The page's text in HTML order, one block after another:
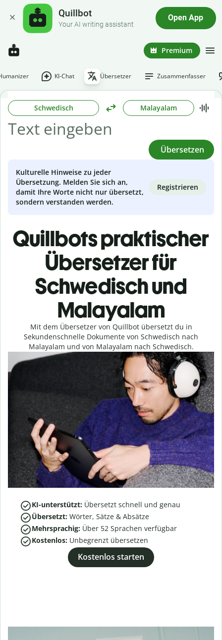
Quillbot
Your AI writing assistant
Open App
Premium
KI-Chat Übersetzer Zusammenfasser
Schwedisch Malayalam
Übersetzen
Kulturelle Hinweise zu jeder
Übersetzung. Melden Sie sich an,
damit Ihre Worte nicht nur übersetzt,
sondern verstanden werden.
Registrieren
Quillbots praktischer
Übersetzer für
Schwedisch und
Malayalam
Mit dem Übersetzer von Quillbot übersetzt du in
Sekundenschnelle Dokumente von Schwedisch nach
Malayalam und von Malayalam nach Schwedisch.
KI-unterstützt: Übersetzt schnell und genau
Übersetzt: Wörter, Sätze & Absätze
Mehrsprachig: Über 52 Sprachen verfügbar
Kostenlos: Unbegrenzt übersetzen
Kostenlos starten